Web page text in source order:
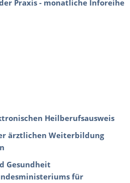
Praxis - monatliche Inforeihe
Heilberufsausweis
ärztlichen Weiterbildung
Gesundheit
für